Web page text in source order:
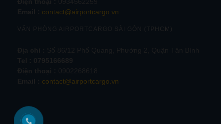
contact@airportcargo.vn
VĂN PHÒNG AIRPORTCARGO SÀI GÒN (TPHCM)
contact@airportcargo.vn